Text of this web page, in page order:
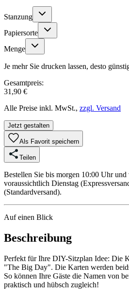
Stanzung
Papiersorte
Menge
Je mehr Sie drucken lassen, desto
Gesamtpreis:
31,90 €
Alle Preise inkl. MwSt., zzgl. Versand
Jetzt gestalten
Als Favorit speichern
Teilen
Bestellen Sie bis morgen 10:00 Uhr
voraussichtlich Dienstag
(Standardversand).
Auf einen Blick
Beschreibung
Perfekt für Ihre DIY-Sitzplan Idee: Die
"The Big Day". Die Karten werden
So können Ihre Gäste die Namen von
praktisch und hübsch zugleich!